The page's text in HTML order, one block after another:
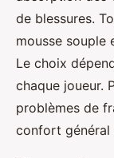
de blessures.
mousse souple
Le choix
chaque joueur.
problèmes de
confort général